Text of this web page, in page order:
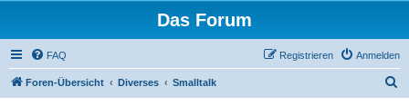
Das Forum
FAQ Anmelden
Registrieren
Foren-Übersicht Diverses Smalltalk